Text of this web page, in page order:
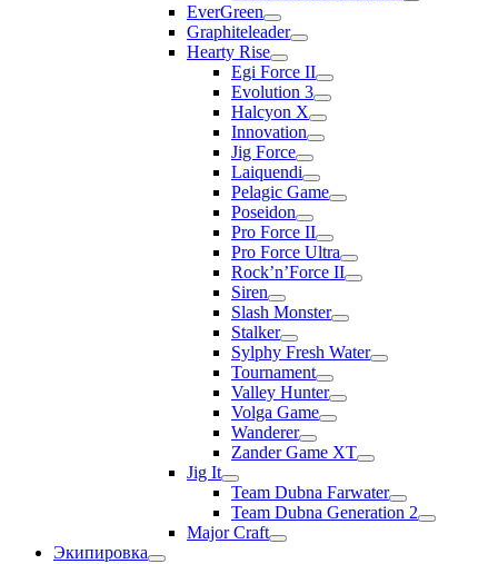
EverGreen
Graphiteleader
Hearty Rise
Egi Force II
Evolution 3
Halcyon X
Innovation
Jig Force
Laiquendi
Pelagic Game
Poseidon
Pro Force II
Pro Force Ultra
Rock’n’Force II
Siren
Slash Monster
Stalker
Sylphy Fresh Water
Tournament
Valley Hunter
Volga Game
Wanderer
Zander Game XT
Jig It
Team Dubna Farwater
Team Dubna Generation 2
Major Craft
Экипировка